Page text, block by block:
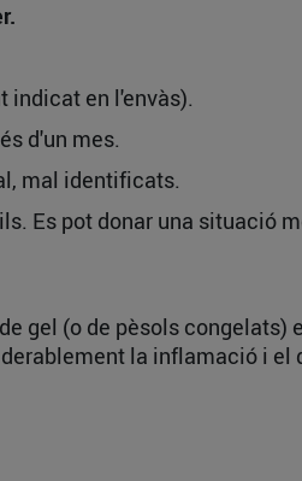
indicat en l'envàs).
d'un mes.
mal identificats.
Es pot donar una situació
gel (o de pèsols
la inflamació i